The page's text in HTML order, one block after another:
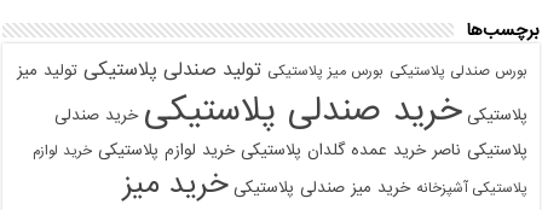
برچسب‌ها
بورس صندلی پلاستیکی بورس میز پلاستیکی تولید صندلی پلاستیکی تولید میز
پلاستیکی خرید صندلی پلاستیکی خرید صندلی
پلاستیکی ناصر خرید عمده گلدان پلاستیکی خرید لوازم پلاستیکی خرید لوازم
پلاستیکی آشپزخانه خرید میز صندلی پلاستیکی خرید میز